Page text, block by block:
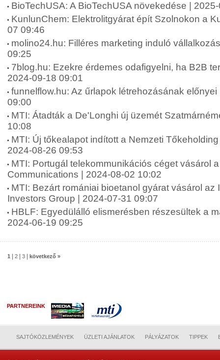
BioTechUSA: A BioTechUSA növekedése |
KunlunChem: Elektrolitgyárat épít Szolnokon a
07 09:46
molino24.hu: Filléres marketing induló
09:25
7blog.hu: Ezekre érdemes odafigyelni, ha B2B
2024-09-18 09:01
funnelflow.hu: Az űrlapok létrehozásának
09:00
MTI: Átadták a De'Longhi új üzemét
10:08
MTI: Új tőkealapot indított a Nemzeti
2024-08-26 09:53
MTI: Portugál telekommunikációs céget vásárol
Communications | 2024-08-02 10:02
MTI: Bezárt romániai bioetanol gyárat vásárol az
Investors Group | 2024-07-31 09:07
HBLF: Egyedülálló elismerésben részesültek a
2024-06-19 09:25
1 2 3 következő »
PARTNEREINK
SAJTÓKÖZLEMÉNYEK ÜZLETI AJÁNLATOK PÁLYÁZATOK TIPPEK